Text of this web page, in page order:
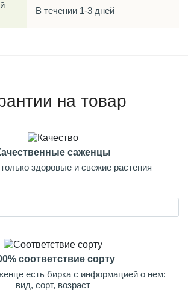
В течении 1-3 дней
на товар
саженцы
здоровые и свежие растения
соответствие сорту
есть бирка с информацией о нем:
вид, сорт, возраст